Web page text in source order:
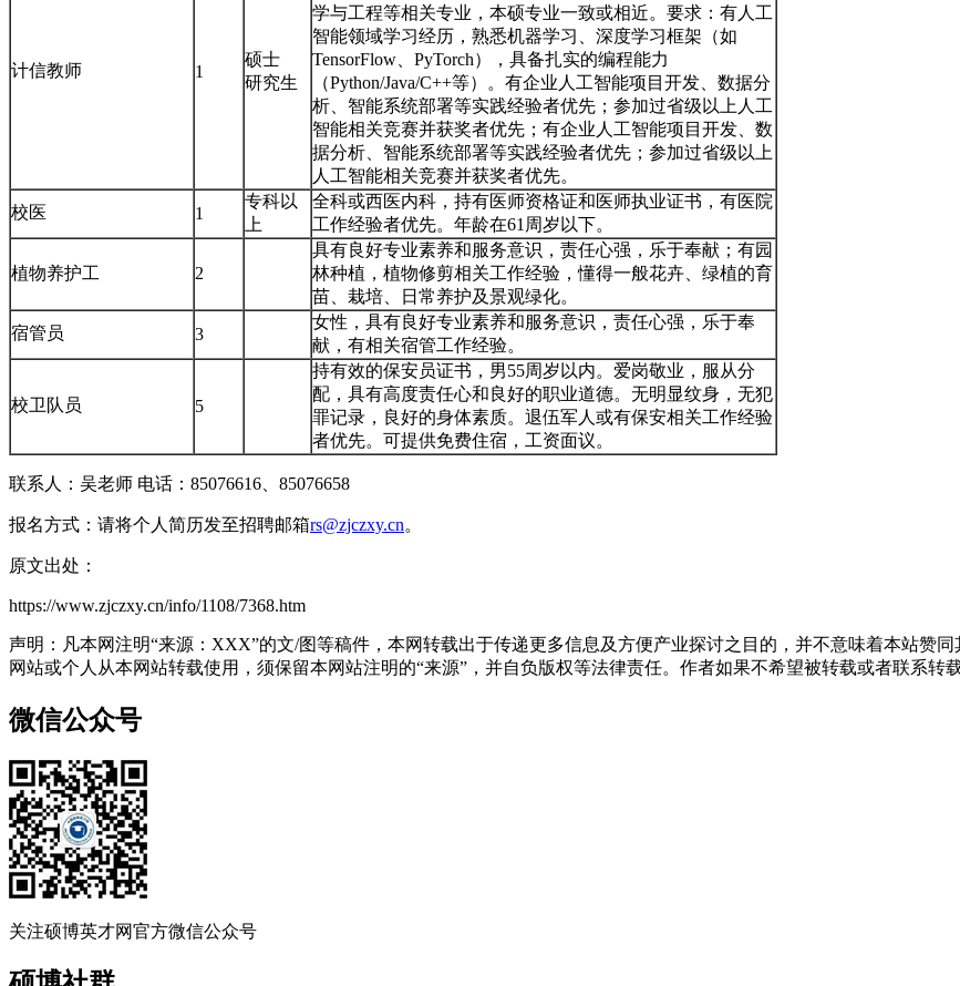
计信教师 1
硕士
研究生
学与工程等相关专业，本硕专业一致或相近。要求：有人工
智能领域学习经历，熟悉机器学习、深度学习框架（如
TensorFlow、PyTorch），具备扎实的编程能力
（Python/Java/C++等）。有企业人工智能项目开发、数据分
析、智能系统部署等实践经验者优先；参加过省级以上人工
智能相关竞赛并获奖者优先；有企业人工智能项目开发、数
据分析、智能系统部署等实践经验者优先；参加过省级以上
人工智能相关竞赛并获奖者优先。
校医
1
专科以
上
全科或西医内科，持有医师资格证和医师执业证书，有医院
工作经验者优先。年龄在61周岁以下。
植物养护工 2
具有良好专业素养和服务意识，责任心强，乐于奉献；有园
林种植，植物修剪相关工作经验，懂得一般花卉、绿植的育
苗、栽培、日常养护及景观绿化。
宿管员
3
女性，具有良好专业素养和服务意识，责任心强，乐于奉
献，有相关宿管工作经验。
校卫队员 5
持有效的保安员证书，男55周岁以内。爱岗敬业，服从分
配，具有高度责任心和良好的职业道德。无明显纹身，无犯
罪记录，良好的身体素质。退伍军人或有保安相关工作经验
者优先。可提供免费住宿，工资面议。
联系人：吴老师 电话：85076616、85076658
报名方式：请将个人简历发至招聘邮箱rs@zjczxy.cn。
原文出处：
https://www.zjczxy.cn/info/1108/7368.htm
声明：凡本网注明“来源：XXX”的文/图等稿件，本网转载出于传递更多信息及方便产业探讨之目的，并不意味着本站赞
网站或个人从本网站转载使用，须保留本网站注明的“来源”，并自负版权等法律责任。作者如果不希望被转载或者联系转
微信公众号
关注硕博英才网官方微信公众号